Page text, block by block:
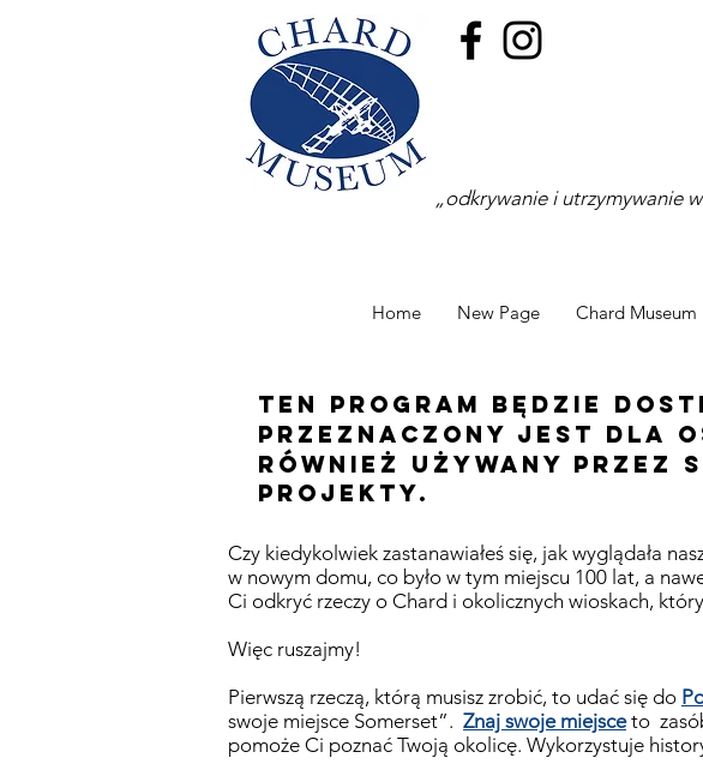
„odkrywanie i utrzymywanie
Home New Page Chard Museum
Ten program będzie
przeznaczony jest dla
również używany przez
projekty.
Czy kiedykolwiek zastanawiałeś się, jak wyglądała
w nowym domu, co było w tym miejscu 100 lat, a
Ci odkryć rzeczy o Chard i okolicznych wioskach,
Więc ruszajmy!
Pierwszą rzeczą, którą musisz zrobić, to udać się do
swoje miejsce Somerset”. Znaj swoje miejsceto
pomoże Ci poznać Twoją okolicę. Wykorzystuje